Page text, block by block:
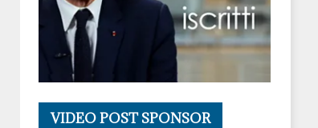
VIDEO POST SPONSOR